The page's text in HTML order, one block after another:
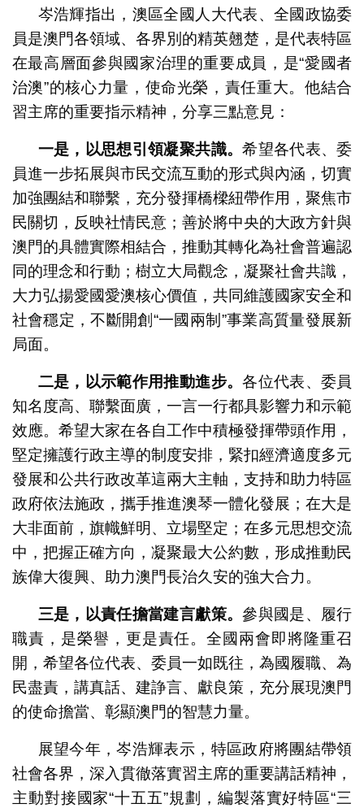
岑浩輝指出，澳區全國人大代表、全國政協委
員是澳門各領域、各界別的精英翹楚，是代表特區
在最高層面參與國家治理的重要成員，是“愛國者
治澳”的核心力量，使命光榮，責任重大。他結合
習主席的重要指示精神，分享三點意見：
一是，以思想引領凝聚共識。希望各代表、委
員進一步拓展與市民交流互動的形式與內涵，切實
加強團結和聯繫，充分發揮橋樑紐帶作用，聚焦市
民關切，反映社情民意；善於將中央的大政方針與
澳門的具體實際相結合，推動其轉化為社會普遍認
同的理念和行動；樹立大局觀念，凝聚社會共識，
大力弘揚愛國愛澳核心價值，共同維護國家安全和
社會穩定，不斷開創“一國兩制”事業高質量發展新
局面。
二是，以示範作用推動進步。各位代表、委員
知名度高、聯繫面廣，一言一行都具影響力和示範
效應。希望大家在各自工作中積極發揮帶頭作用，
堅定擁護行政主導的制度安排，緊扣經濟適度多元
發展和公共行政改革這兩大主軸，支持和助力特區
政府依法施政，攜手推進澳琴一體化發展；在大是
大非面前，旗幟鮮明、立場堅定；在多元思想交流
中，把握正確方向，凝聚最大公約數，形成推動民
族偉大復興、助力澳門長治久安的強大合力。
三是，以責任擔當建言獻策。參與國是、履行
職責，是榮譽，更是責任。全國兩會即將隆重召
開，希望各位代表、委員一如既往，為國履職、為
民盡責，講真話、建諍言、獻良策，充分展現澳門
的使命擔當、彰顯澳門的智慧力量。
展望今年，岑浩輝表示，特區政府將團結帶領
社會各界，深入貫徹落實習主席的重要講話精神，
主動對接國家“十五五”規劃，編製落實好特區“三